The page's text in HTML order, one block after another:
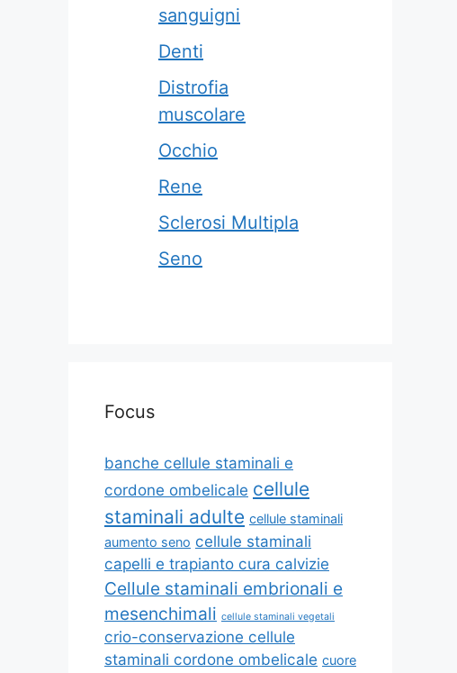
sanguigni
Denti
Distrofia
muscolare
Occhio
Rene
Sclerosi Multipla
Seno
Focus
banche cellule staminali e
cordone ombelicale cellule
staminali adulte cellule staminali
aumento seno cellule staminali
capelli e trapianto cura calvizie
Cellule staminali embrionali e
mesenchimali cellule staminali vegetali
crio-conservazione cellule
staminali cordone ombelicale cuore